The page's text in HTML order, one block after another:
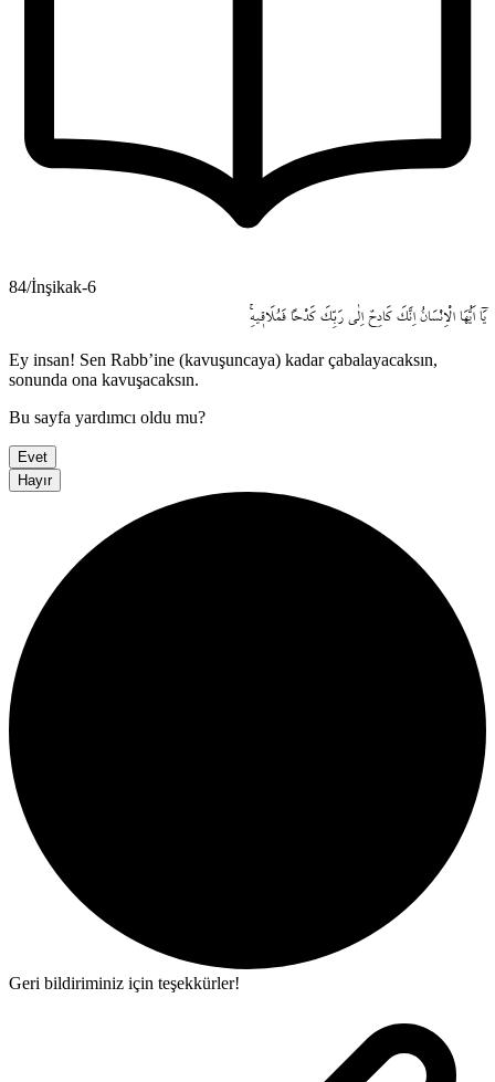
84/İnşikak-6
يَٓا اَيُّهَا الْاِنْسَانُ اِنَّكَ كَادِحٌ اِلٰى رَبِّكَ كَدْحاً فَمُلَاق۪يهِۚ
Ey insan! Sen Rabb’ine (kavuşuncaya) kadar çabalayacaksın,
sonunda ona kavuşacaksın.
Bu sayfa yardımcı oldu mu?
Evet
Hayır
Geri bildiriminiz için teşekkürler!